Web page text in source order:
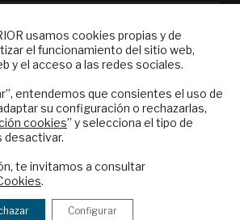
Colaboraciones
Publicidad
Contacto
de Política Exterior
Afkar/Ideas
los derechos reservados
de Privacidad y de Cookies
usamos cookies propias y de
el funcionamiento del sitio web,
y el acceso a las redes sociales.
entendemos que consientes el uso de
su configuración o rechazarlas,
cookies” y selecciona el tipo de
desactivar.
te invitamos a consultar
.
Configurar
nuestro boletín electrónico y
el mejor análisis
español.